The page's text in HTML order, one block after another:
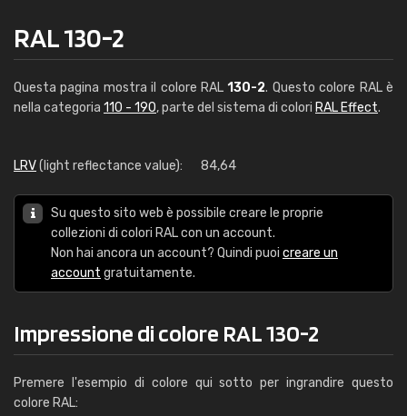
RAL 130-2
Questa pagina mostra il colore RAL130-2. Questo colore RAL è
nella categoria 110 - 190, parte del sistema di colori RAL Effect.
LRV(light reflectance value): 84,64
Su questo sito web è possibile creare le proprie
collezioni di colori RAL con un account.
Non hai ancora un account? Quindi puoi creare un
account gratuitamente.
Impressione di colore RAL 130-2
Premere l'esempio di colore qui sotto per ingrandire questo
colore RAL: